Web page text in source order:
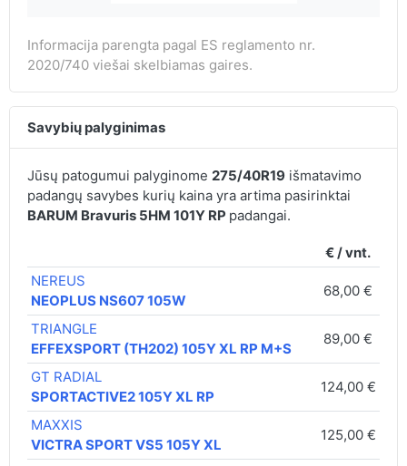
Informacija parengta pagal ES reglamento nr.
2020/740 viešai skelbiamas gaires.
Savybių palyginimas
Jūsų patogumui palyginome 275/40R19išmatavimo
padangų savybes kurių kaina yra artima pasirinktai
BARUM Bravuris 5HM 101Y RP padangai.
€ / vnt.
NEREUS
NEOPLUS NS607 105W
68,00 €
TRIANGLE
EFFEXSPORT (TH202) 105Y XL RP M+S
89,00 €
GT RADIAL
SPORTACTIVE2 105Y XL RP
124,00 €
MAXXIS
VICTRA SPORT VS5 105Y XL
125,00 €